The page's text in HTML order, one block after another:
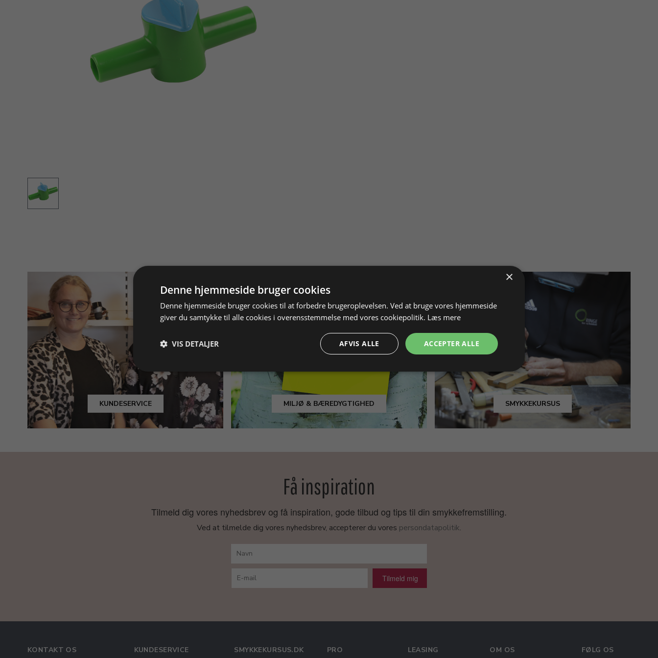
KUNDESERVICE MILJØ & BÆREDYGTIGHED SMYKKEKURSUS
Få inspiration
Tilmeld dig vores nyhedsbrev og få inspiration, gode tilbud og tips til din smykkefremstilling.
Ved at tilmelde dig vores nyhedsbrev, accepterer du vores persondatapolitik.
Tilmeld mig
KONTAKT OS KUNDESERVICE SMYKKEKURSUS.DK PRO LEASING OM OS FØLG OS
×
Denne hjemmeside bruger cookies
Denne hjemmeside bruger cookies til at forbedre brugeroplevelsen. Ved at bruge vores hjemmeside
giver du samtykke til alle cookies i overensstemmelse med vores cookiepolitik. Læs mere
ACCEPTER ALLE
AFVIS ALLE
VIS DETALJER